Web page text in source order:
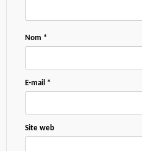
Nom *
E-mail *
Site web